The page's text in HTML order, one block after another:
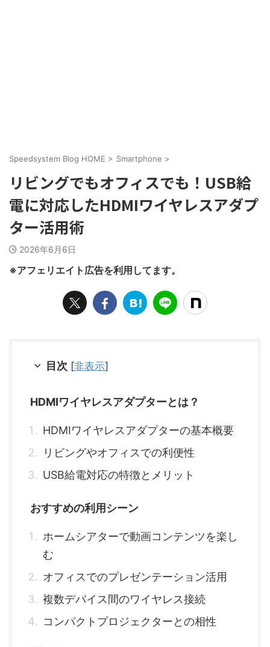
Speedsystem Blog HOME > Smartphone >
リビングでもオフィスでも！USB給
電に対応したHDMIワイヤレスアダプ
ター活用術
2026年6月6日
※アフェリエイト広告を利用してます。
目次 [非表示]
HDMIワイヤレスアダプターとは？
HDMIワイヤレスアダプターの基本概要
リビングやオフィスでの利便性
USB給電対応の特徴とメリット
おすすめの利用シーン
ホームシアターで動画コンテンツを楽し
む
オフィスでのプレゼンテーション活用
複数デバイス間のワイヤレス接続
コンパクトプロジェクターとの相性